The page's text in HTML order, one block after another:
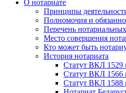
О нотариате
Принципы
Полномочия и
Перечень
Место совершения
Кто может быть
История нотариата
Статут ВКЛ 1529
Статут ВКЛ 1566
Статут ВКЛ 1588